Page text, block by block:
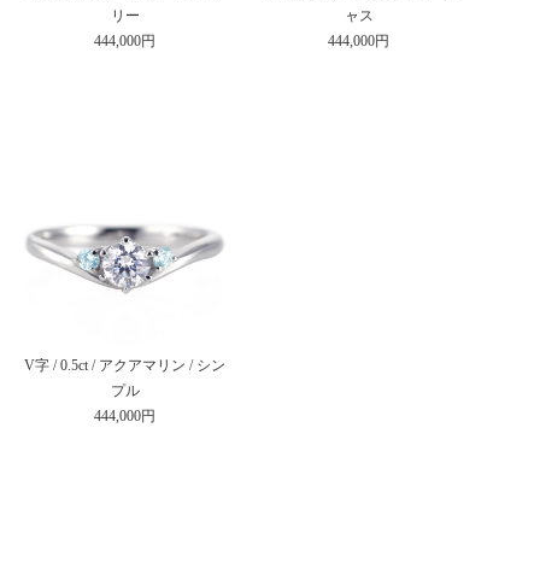
リー
444,000円
ャス
444,000円
V字 / 0.5ct / アクアマリン / シン
プル
444,000円